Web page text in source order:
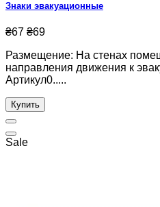
Знаки эвакуационные
₴67 ₴69
Размещение: На стенах
направления движения к
Артикул0.....
Купить
Sale